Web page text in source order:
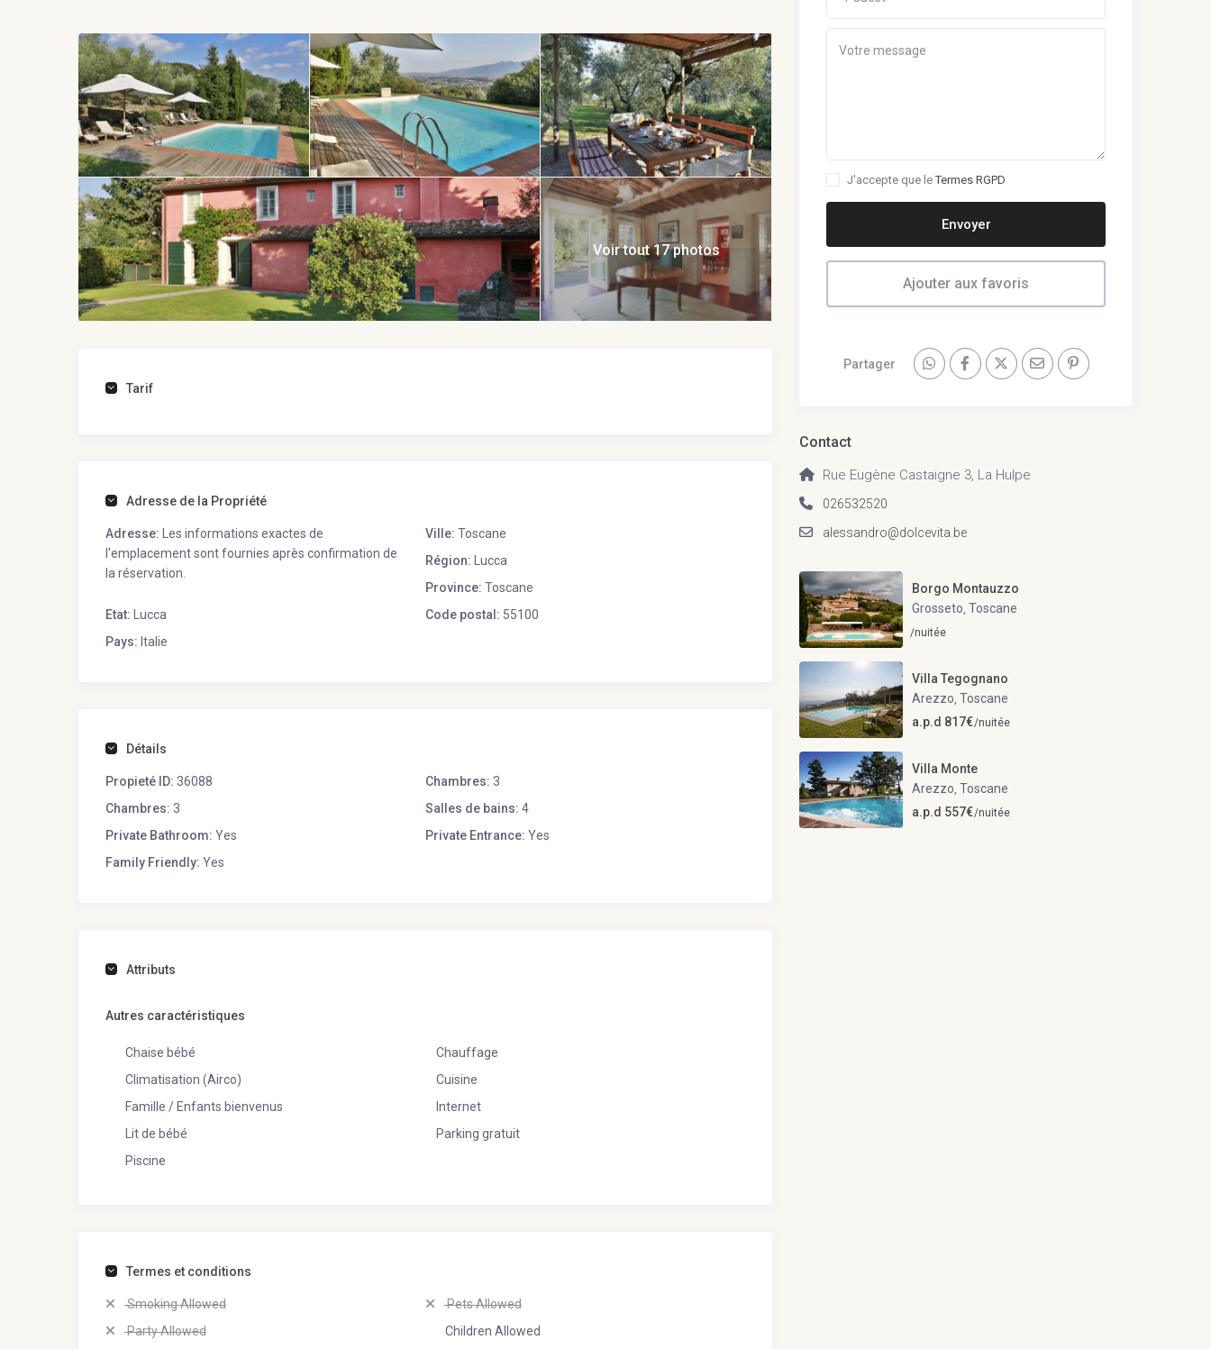
modernes.
Le jardin est entièrement clôturé, ce qui garantit une intimité totale. Une pergola sur la terrasse est le lieu idéal
pour se réunir autour d’un repas en plein air ou simplement se détendre en admirant la vue. La propriété est
idéale pour les familles voyageant avec des enfants car la piscine est clôturée.
La position de la maison est parfaite pour les voyageurs qui cherchent à explorer cette partie de la Toscane.
Lucques n’est qu’à 5 km, la côte de la Versilia est à une courte distance en voiture (Viareggio est à 28 km), et les
clients peuvent facilement atteindre Florence, Pise et de nombreuses autres attractions.
Voir tout 17 photos
Tarif
Adresse de la Propriété
Adresse: Les informations exactes de
l'emplacement sont fournies après confirmation de
la réservation.
Ville: Toscane
Région:
Lucca
Province: Toscane
Etat: Lucca Code postal: 55100
Pays: Italie
Détails
Propieté ID: 36088 Chambres: 3
Chambres: 3 Salles de bains: 4
Private Bathroom: Yes Private Entrance: Yes
Family Friendly: Yes
Attributs
Autres caractéristiques
Chaise bébé
Chauffage
Climatisation (Airco)
Cuisine
Famille / Enfants bienvenus
Internet
Lit de bébé
Parking gratuit
Piscine
Termes et conditions
Smoking Allowed
Pets Allowed
Party Allowed
Children Allowed
J'accepte que leTermes RGPD
Envoyer
Ajouter aux favoris
Partager
Contact
Rue Eugène Castaigne 3, La Hulpe
026532520
alessandro@dolcevita.be
Borgo Montauzzo
Grosseto Toscane
/nuitée
Villa Tegognano
Arezzo Toscane
a.p.d 817€/nuitée
Villa Monte
Arezzo Toscane
a.p.d 557€/nuitée